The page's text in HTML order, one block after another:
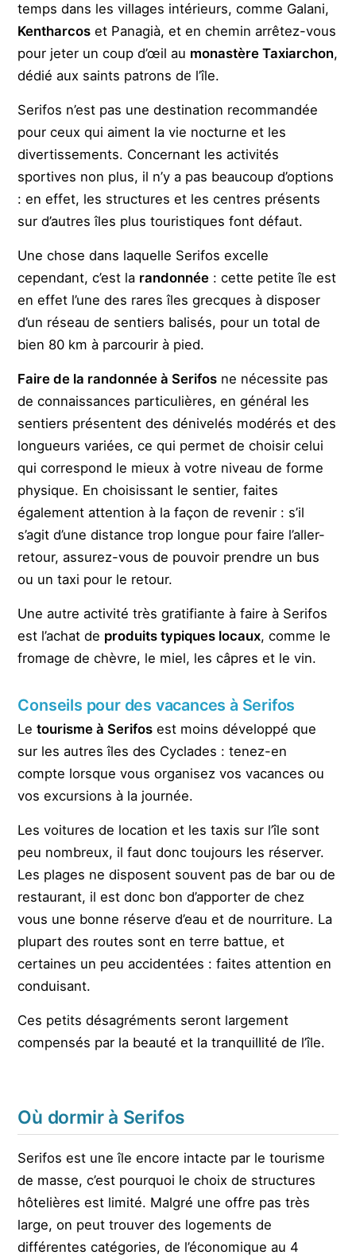
temps dans les villages intérieurs, comme Galani,
Kentharcos et Panagià, et en chemin arrêtez-vous
pour jeter un coup d’œil au monastère Taxiarchon,
dédié aux saints patrons de l’île.
Serifos n’est pas une destination recommandée
pour ceux qui aiment la vie nocturne et les
divertissements. Concernant les activités
sportives non plus, il n’y a pas beaucoup d’options
: en effet, les structures et les centres présents
sur d’autres îles plus touristiques font défaut.
Une chose dans laquelle Serifos excelle
cependant, c’est la randonnée : cette petite île est
en effet l’une des rares îles grecques à disposer
d’un réseau de sentiers balisés, pour un total de
bien 80 km à parcourir à pied.
Faire de la randonnée à Serifos ne nécessite pas
de connaissances particulières, en général les
sentiers présentent des dénivelés modérés et des
longueurs variées, ce qui permet de choisir celui
qui correspond le mieux à votre niveau de forme
physique. En choisissant le sentier, faites
également attention à la façon de revenir : s’il
s’agit d’une distance trop longue pour faire l’aller-
retour, assurez-vous de pouvoir prendre un bus
ou un taxi pour le retour.
Une autre activité très gratifiante à faire à Serifos
est l’achat de produits typiques locaux, comme le
fromage de chèvre, le miel, les câpres et le vin.
Conseils pour des vacances à Serifos
Letourisme à Serifos est moins développé que
sur les autres îles des Cyclades : tenez-en
compte lorsque vous organisez vos vacances ou
vos excursions à la journée.
Les voitures de location et les taxis sur l’île sont
peu nombreux, il faut donc toujours les réserver.
Les plages ne disposent souvent pas de bar ou de
restaurant, il est donc bon d’apporter de chez
vous une bonne réserve d’eau et de nourriture. La
plupart des routes sont en terre battue, et
certaines un peu accidentées : faites attention en
conduisant.
Ces petits désagréments seront largement
compensés par la beauté et la tranquillité de l’île.
Où dormir à Serifos
Serifos est une île encore intacte par le tourisme
de masse, c’est pourquoi le choix de structures
hôtelières est limité. Malgré une offre pas très
large, on peut trouver des logements de
différentes catégories, de l’économique au 4